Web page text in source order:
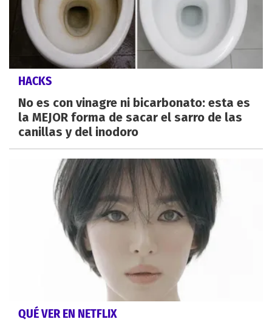
HACKS
No es con vinagre ni bicarbonato: esta es
la MEJOR forma de sacar el sarro de las
canillas y del inodoro
QUÉ VER EN NETFLIX